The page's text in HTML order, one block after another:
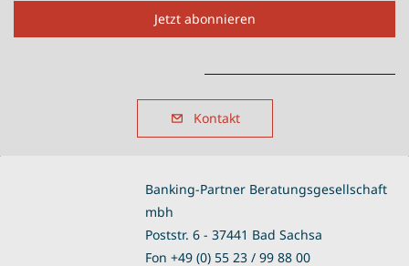
Jetzt abonnieren
Kontakt
Banking-Partner Beratungsgesellschaft
mbh
Poststr. 6 - 37441 Bad Sachsa
Fon +49 (0) 55 23 / 99 88 00